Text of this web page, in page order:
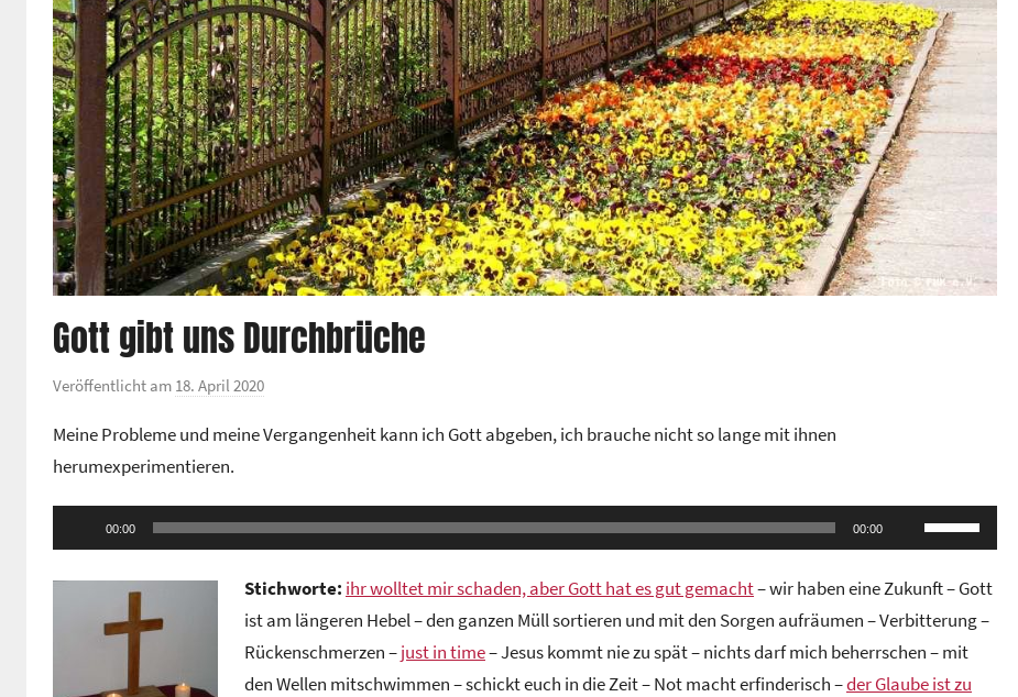
Gott gibt uns Durchbrüche
Veröffentlicht am 18. April 2020
n
m
e
i
n
Meine Probleme und meine Vergangenheit kann ich Gott abgeben, ich brauche nicht so lange mit ihnen
herumexperimentieren.
Player
00:00 00:00
Pfeiltasten
Hoch/Runter
benutzen,
um
die
Lautstärke
Stichworte: ihr wolltet mir schaden, aber Gott hat es gut gemacht– wir haben eine Zukunft – Gott
ist am längeren Hebel – den ganzen Müll sortieren und mit den Sorgen aufräumen – Verbitterung –
Rückenschmerzen –just in time– Jesus kommt nie zu spät – nichts darf mich beherrschen – mit
den Wellen mitschwimmen – schickt euch in die Zeit – Not macht erfinderisch –der Glaube ist zu